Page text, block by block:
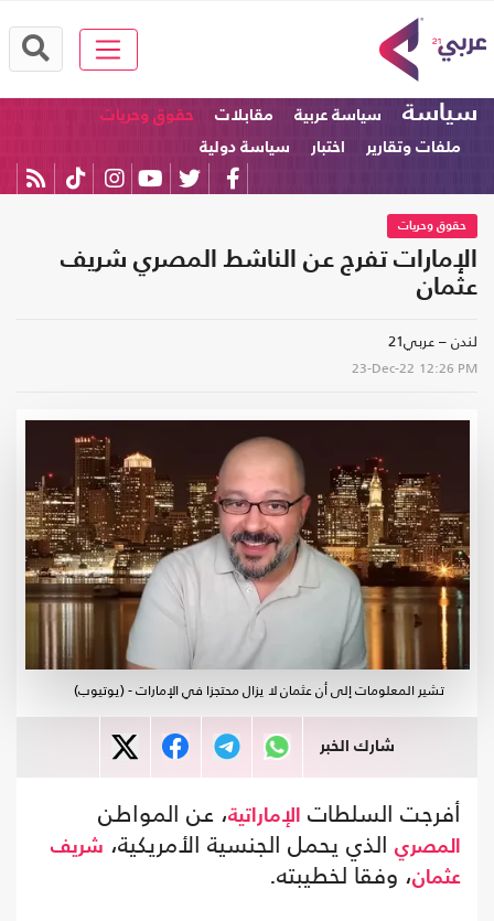
سياسة سياسة عربية مقابلات
حقوق وحريات
ملفات وتقارير
اختبار سياسة دولية
حقوق وحريات
الإمارات تفرج عن الناشط المصري شريف
عثمان
لندن – عربي21
23-Dec-22 12:26 PM
تشير المعلومات إلى أن عثمان لا يزال محتجزا في الإمارات - (يوتيوب)
شارك الخبر
أفرجت السلطات الإماراتية، عن المواطن
المصري الذي يحمل الجنسية الأمريكية، شريف
عثمان، وفقا لخطيبته.